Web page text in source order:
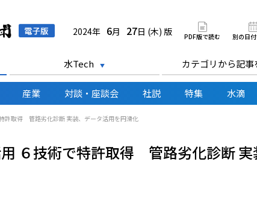
日本水道新聞 電子版
2024年 6月 27日 (木) 版 PDF版で読む 別の日
水Tech カテゴリから記事
産業 対談・座談会 社説 特集 水滴
許取得 管路劣化診断 実装、データ活用を円滑化
６技術で特許取得 管路劣化診断